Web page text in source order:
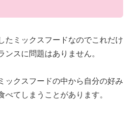
たミックスフードなのでこれだけ
ンスに問題はありません。
ックスフードの中から自分の好み
べてしまうことがあります。